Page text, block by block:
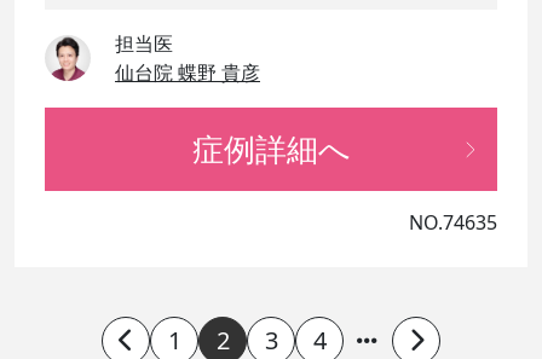
担当医
仙台院 蝶野 貴彦
症例詳細へ
NO.74635
1 2 3 4